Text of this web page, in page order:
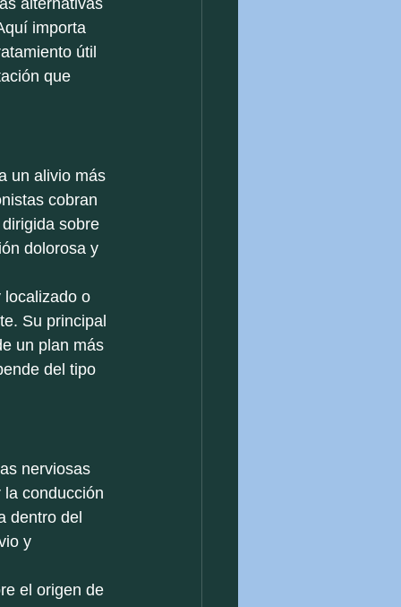
alternativas
importa
útil
que
un alivio más
cobran
sobre
dolorosa y
localizado o
Su principal
un plan más
del tipo
nerviosas
conducción
dentro del
y
el origen de